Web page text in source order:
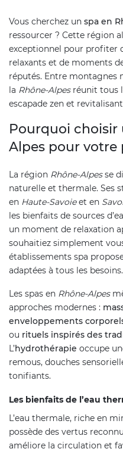
Vous cherchez un spa en
ressourcer ? Cette région
exceptionnel pour profiter
relaxants et de moments
réputés. Entre montagnes
la Rhône-Alpesréunit tous
escapade zen et
Pourquoi choisir
Alpes pour votre
La région Rhône-Alpesse
naturelle et thermale. Ses
en Haute-Savoieet en
les bienfaits de sources
un moment de relaxation
souhaitiez simplement
établissements spa
adaptées à tous les besoins.
Les spas en Rhône-Alpes
approches modernes :
enveloppements
ou rituels inspirés des
L’hydrothérapie occupe
remous, douches
tonifiants.
Les bienfaits de l’eau
L’eau thermale, riche en
possède des vertus
améliore la circulation et